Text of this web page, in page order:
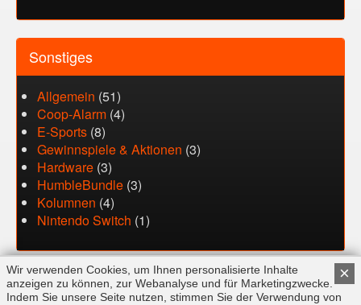
Sonstiges
Allgemein (51)
Coop-Alarm (4)
E-Sports (8)
Gewinnspiele & Aktionen (3)
Hardware (3)
HumbleBundle (3)
Kolumnen (4)
Nintendo Switch (1)
×
Wir verwenden Cookies, um Ihnen personalisierte Inhalte
anzeigen zu können, zur Webanalyse und für Marketingzwecke.
Indem Sie unsere Seite nutzen, stimmen Sie der Verwendung von